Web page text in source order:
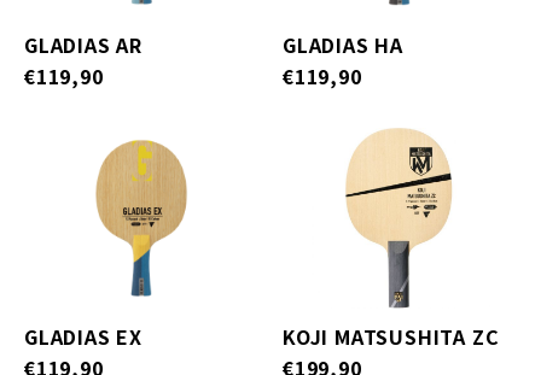
GLADIAS AR
€119,90
GLADIAS HA
€119,90
GLADIAS EX
€119,90
KOJI MATSUSHITA ZC
€199,90